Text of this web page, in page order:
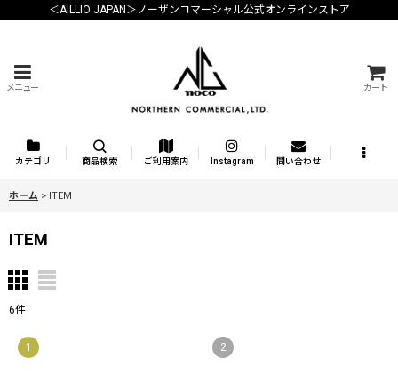
＜AILLIO JAPAN＞ノーザンコマーシャル公式オンラインストア
メニュー カート
カテゴリ 商品検索 ご利用案内 Instagram 問い合わせ
ホーム > ITEM
ITEM
6件
1 2